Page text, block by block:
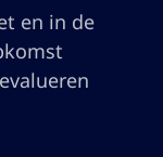
en in de